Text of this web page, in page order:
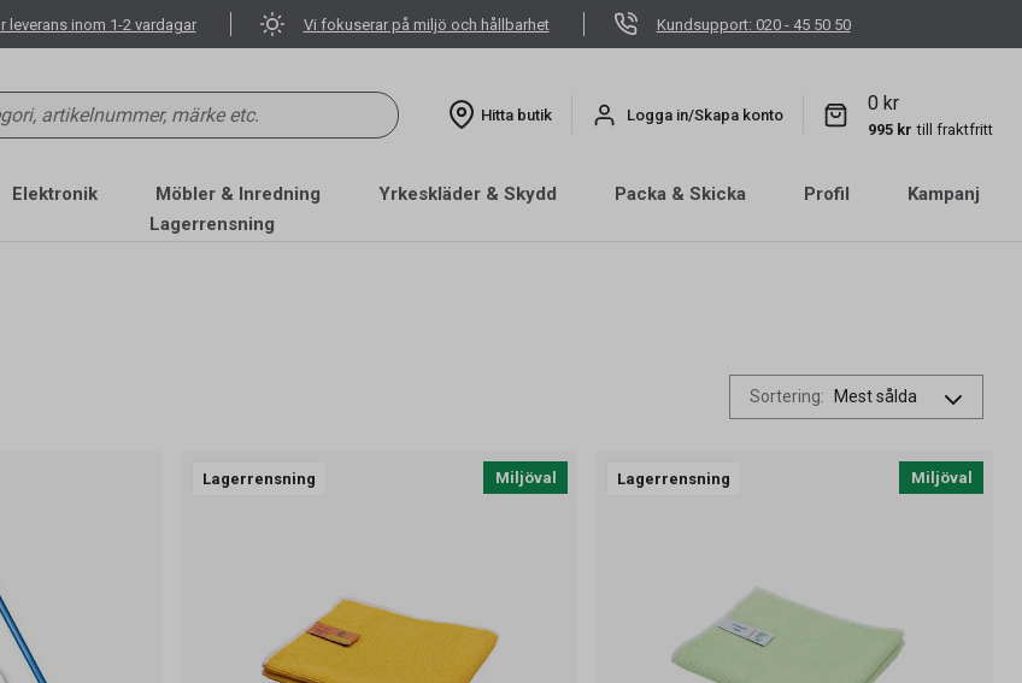
leverans inom 1-2 vardagar Vi fokuserar på miljö och hållbarhet Kundsupport: 020 - 45 50 50
Hitta butik Logga in/Skapa konto
0 kr
995 kr till fraktfritt
Elektronik Möbler & Inredning Yrkeskläder & Skydd Packa & Skicka Profil
Kampanj
Lagerrensning
Sortering:
Lagerrensning Miljöval Lagerrensning Miljöval